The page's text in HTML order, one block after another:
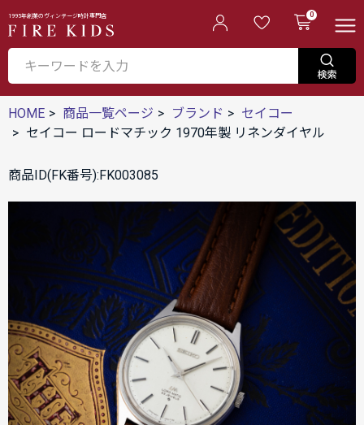
1995年創業のヴィンテージ時計専門店 0
HOME 商品一覧ページ ブランド
セイコー
セイコー ロードマチック 1970年製 リネンダイヤル
商品ID(FK番号):FK003085